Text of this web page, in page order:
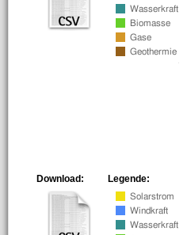
Legende:
Download: